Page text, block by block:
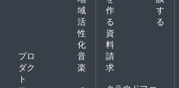
域
活
性
化
プロ
ダク
ト
音
楽
作
る
す
る
資
料
請
求